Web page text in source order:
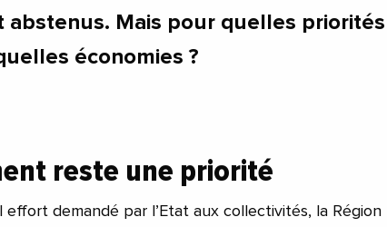
abstenus. Mais pour quelles priorités
économies ?
reste une priorité
effort demandé par l’Etat aux collectivités, la Région